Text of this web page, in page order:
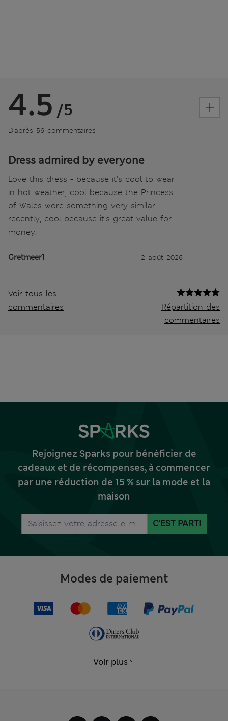
4.5 /5
D’après 56 commentaires
Dress admired by everyone
Love this dress - because it's cool to wear
in hot weather, cool because the Princess
of Wales wore something very similar
recently, cool because it's great value for
money.
Gretmeer1 2 août 2026
Voir tous les
commentaires
Répartition des
commentaires
Rejoignez Sparks pour bénéficier de
cadeaux et de récompenses, à commencer
par une réduction de 15 % sur la mode et la
maison
C'EST PARTI
Modes de paiement
Voir plus